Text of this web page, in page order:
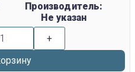
Производитель:
Не указан
+